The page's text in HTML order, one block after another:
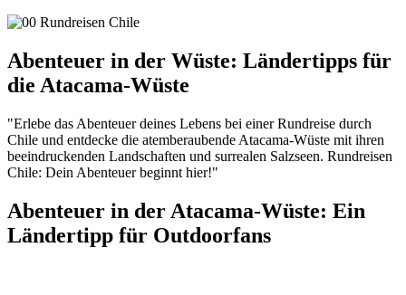
Abenteuer in der Wüste: Ländertipps für
die Atacama-Wüste
"Erlebe das Abenteuer deines Lebens bei einer Rundreise durch
Chile und entdecke die atemberaubende Atacama-Wüste mit ihren
beeindruckenden Landschaften und surrealen Salzseen. Rundreisen
Chile: Dein Abenteuer beginnt hier!"
Abenteuer in der Atacama-Wüste: Ein
Ländertipp für Outdoorfans